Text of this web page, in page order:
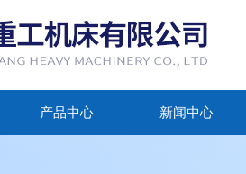
产品中心 新闻中心